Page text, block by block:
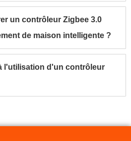
un contrôleur Zigbee 3.0
de maison intelligente ?
l'utilisation d'un contrôleur